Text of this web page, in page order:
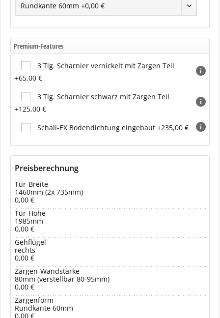
Premium-Features
3 Tlg. Scharnier vernickelt mit Zargen Teil
+65,00 €
3 Tlg. Scharnier schwarz mit Zargen Teil
+125,00 €
Schall-EX Bodendichtung eingebaut +235,00 €
Preisberechnung
Tür-Breite
1460mm (2x 735mm)
0,00 €
Tür-Höhe
1985mm
0,00 €
Gehflügel
rechts
0,00 €
Zargen-Wandstärke
80mm (verstellbar 80-95mm)
0,00 €
Zargenform
Rundkante 60mm
0,00 €